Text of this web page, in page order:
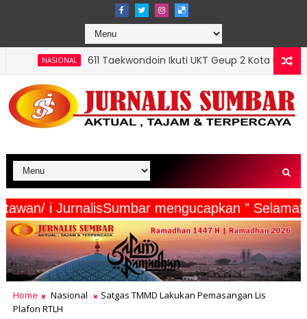
Taekwondoin Ikuti UKT Geup 2 Kota Padang, Mursalim: Sabuk
Wartawan/ i JurnalisSumbar mengucapkan "
Home Nasional
Satgas TMMD Lakukan Pemasangan Lis
Plafon RTLH